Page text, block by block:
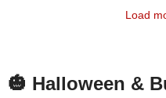
Load
🎃 Halloween &